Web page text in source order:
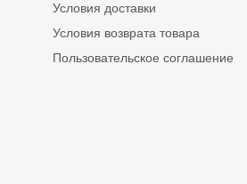
Условия доставки
Условия возврата товара
Пользовательское соглашение